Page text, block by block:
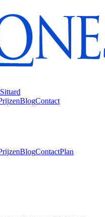
BlogContact
BlogContactPlan